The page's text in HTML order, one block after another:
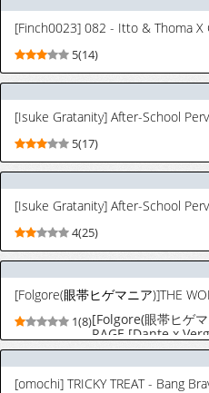
5(14)
[Isuke Gratanity] After-School
5(17)
[Isuke Gratanity] After-School
4(25)
1(8)[Folgore(眼帯ヒゲ
RAGE [Dante x
[Chinese]
[omochi] TRICKY TREAT - Bang